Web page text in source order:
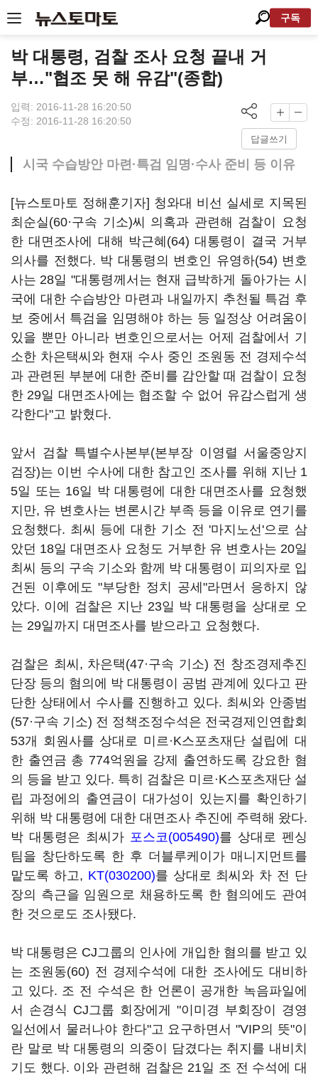
구독
박 대통령, 검찰 조사 요청 끝내 거
부…"협조 못 해 유감"(종합)
입력: 2016-11-28 16:20:50
수정: 2016-11-28 16:20:50
답글쓰기
시국 수습방안 마련·특검 임명·수사 준비 등 이유
[뉴스토마토 정해훈기자] 청와대 비선 실세로 지목된
최순실(60·구속 기소)씨 의혹과 관련해 검찰이 요청
한 대면조사에 대해 박근혜(64) 대통령이 결국 거부
의사를 전했다. 박 대통령의 변호인 유영하(54) 변호
사는 28일 "대통령께서는 현재 급박하게 돌아가는 시
국에 대한 수습방안 마련과 내일까지 추천될 특검 후
보 중에서 특검을 임명해야 하는 등 일정상 어려움이
있을 뿐만 아니라 변호인으로서는 어제 검찰에서 기
소한 차은택씨와 현재 수사 중인 조원동 전 경제수석
과 관련된 부분에 대한 준비를 감안할 때 검찰이 요청
한 29일 대면조사에는 협조할 수 없어 유감스럽게 생
각한다"고 밝혔다.
앞서 검찰 특별수사본부(본부장 이영렬 서울중앙지
검장)는 이번 수사에 대한 참고인 조사를 위해 지난 1
5일 또는 16일 박 대통령에 대한 대면조사를 요청했
지만, 유 변호사는 변론시간 부족 등을 이유로 연기를
요청했다. 최씨 등에 대한 기소 전 '마지노선'으로 삼
았던 18일 대면조사 요청도 거부한 유 변호사는 20일
최씨 등의 구속 기소와 함께 박 대통령이 피의자로 입
건된 이후에도 "부당한 정치 공세"라면서 응하지 않
았다. 이에 검찰은 지난 23일 박 대통령을 상대로 오
는 29일까지 대면조사를 받으라고 요청했다.
검찰은 최씨, 차은택(47·구속 기소) 전 창조경제추진
단장 등의 혐의에 박 대통령이 공범 관계에 있다고 판
단한 상태에서 수사를 진행하고 있다. 최씨와 안종범
(57·구속 기소) 전 정책조정수석은 전국경제인연합회
53개 회원사를 상대로 미르·K스포츠재단 설립에 대
한 출연금 총 774억원을 강제 출연하도록 강요한 혐
의 등을 받고 있다. 특히 검찰은 미르·K스포츠재단 설
립 과정에의 출연금이 대가성이 있는지를 확인하기
위해 박 대통령에 대한 대면조사 추진에 주력해 왔다.
박 대통령은 최씨가 포스코(005490)를 상대로 펜싱
팀을 창단하도록 한 후 더블루케이가 매니지먼트를
맡도록 하고, KT(030200)를 상대로 최씨와 차 전 단
장의 측근을 임원으로 채용하도록 한 혐의에도 관여
한 것으로도 조사됐다.
박 대통령은 CJ그룹의 인사에 개입한 혐의를 받고 있
는 조원동(60) 전 경제수석에 대한 조사에도 대비하
고 있다. 조 전 수석은 한 언론이 공개한 녹음파일에
서 손경식 CJ그룹 회장에게 "이미경 부회장이 경영
일선에서 물러나야 한다"고 요구하면서 "VIP의 뜻"이
란 말로 박 대통령의 의중이 담겼다는 취지를 내비치
기도 했다. 이와 관련해 검찰은 21일 조 전 수석에 대